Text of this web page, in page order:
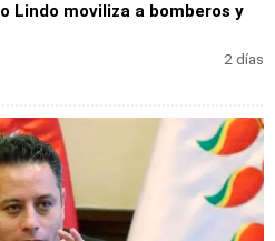
Lindo moviliza a bomberos y
2 días